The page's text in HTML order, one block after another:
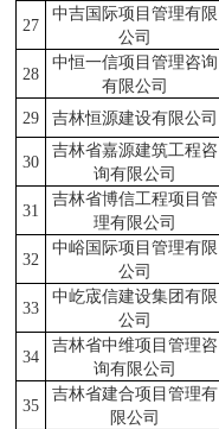
27
中吉国际项目管理有限
公司
28
中恒一信项目管理咨询
有限公司
29 吉林恒源建设有限公司
30
吉林省嘉源建筑工程咨
询有限公司
31
吉林省博信工程项目管
理有限公司
32
中峪国际项目管理有限
公司
33
中屹宬信建设集团有限
公司
34
吉林省中维项目管理咨
询有限公司
35
吉林省建合项目管理有
限公司